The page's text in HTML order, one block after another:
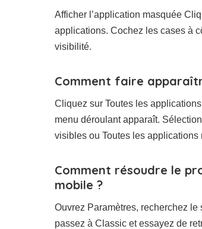
Afficher l’application masquée
applications. Cochez les cases à
visibilité.
Comment faire
Cliquez sur Toutes les
menu déroulant apparaît.
visibles ou Toutes les applications
Comment résoudre le
mobile ?
Ouvrez Paramètres, recherchez le
passez à Classic et essayez de